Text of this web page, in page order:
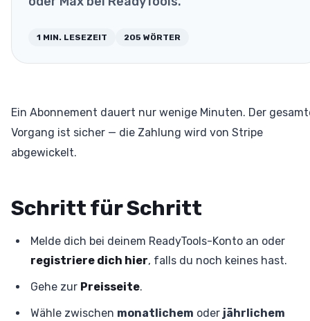
1 MIN. LESEZEIT 205 WÖRTER
Ein Abonnement dauert nur wenige Minuten. Der
Vorgang ist sicher — die Zahlung wird von Stripe
abgewickelt.
Schritt für Schritt
Melde dich bei deinem ReadyTools-Konto an oder
registriere dich hier, falls du noch keines hast.
Gehe zur Preisseite.
Wähle zwischen monatlichem oder jährlichem